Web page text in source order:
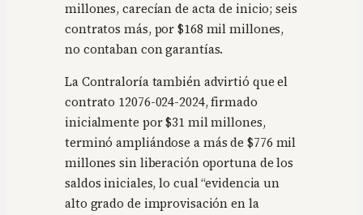
millones, carecían de acta de inicio; seis
contratos más, por $168 mil millones,
no contaban con garantías.
La Contraloría también advirtió que el
contrato 12076-024-2024, firmado
inicialmente por $31 mil millones,
terminó ampliándose a más de $776 mil
millones sin liberación oportuna de los
saldos iniciales, lo cual “evidencia un
alto grado de improvisación en la